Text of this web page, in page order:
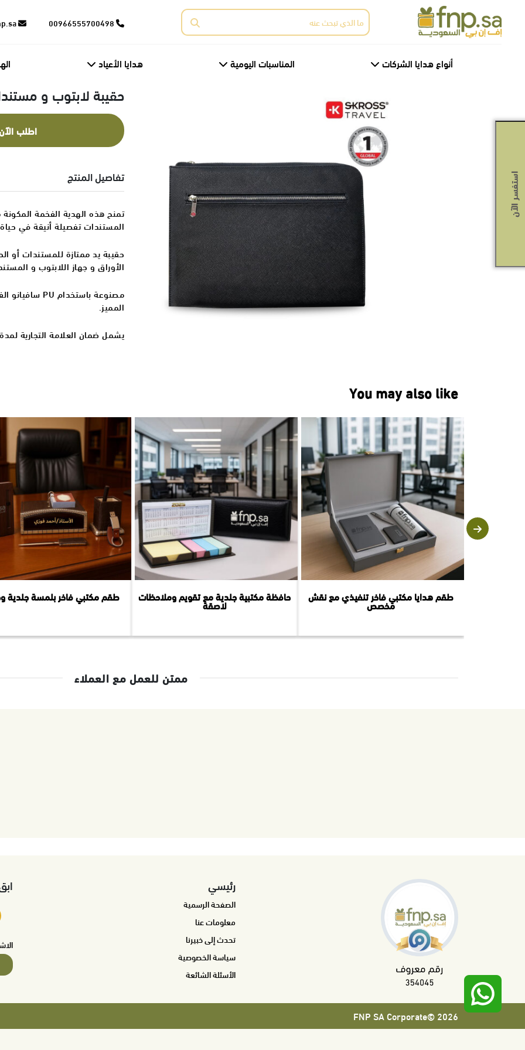
استفسر الآن
البحث
عن:
أنواع هدايا الشركات المناسبات اليومية هدايا الأعياد
حقيبة لابتوب و
اطلب
تفاصيل المنتج
تمنح هذه الهدية الفخمة
المستندات تفصيلة أنيقة في حياة
حقيبة يد ممتازة للمستندات
الأوراق و جهاز اللابتوب و
المميز.
يشمل ضمان العلامة التجارية
You may also like
طقم هدايا مكتبي فاخر تنفيذي مع نقش
مخصص
حافظة مكتبية جلدية مع تقويم وملاحظات
لاصقة
طقم مكتبي فاخر بلمسة جلدية
ممتن للعمل مع العملاء
رئيسي
الصفحة الرسمية
معلومات عنا
تحدث إلى خبيرنا
سياسة الخصوصية
الأسئلة الشائعة
2026 ©FNP SA Corporate